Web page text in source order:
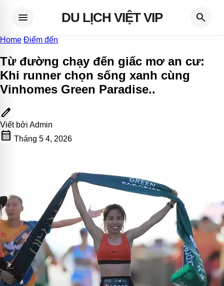
menu DU LỊCH VIỆT VIP search
Home Điểm đến
Từ đường chạy đến giấc mơ an cư:
Khi runner chọn sống xanh cùng
Vinhomes Green Paradise..
edit
Viết bởi Admin
calendar_month Tháng 5 4, 2026